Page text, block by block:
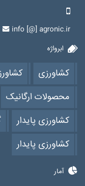
info [@] agronic.ir
ابرواژه
کشاورزی
محصولات ارگانیک
کشاورزی پایدار
کشاورزی پایدار
آمار